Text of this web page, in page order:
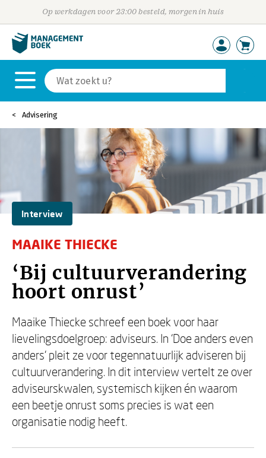
Op werkdagen voor 23:00 besteld, morgen in huis
Advisering
Interview
MAAIKE THIECKE
‘Bij cultuurverandering
hoort onrust’
Maaike Thiecke schreef een boek voor haar
lievelingsdoelgroep: adviseurs. In ‘Doe anders even
anders’ pleit ze voor tegennatuurlijk adviseren bij
cultuurverandering. In dit interview vertelt ze over
adviseurskwalen, systemisch kijken én waarom
een beetje onrust soms precies is wat een
organisatie nodig heeft.